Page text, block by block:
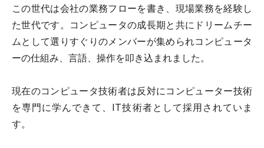
この世代は会社の業務フローを書き、現場業務を経験し
た世代です。コンピュータの成長期と共にドリームチー
ムとして選りすぐりのメンバーが集められコンピュータ
ーの仕組み、言語、操作を叩き込まれました。
現在のコンピュータ技術者は反対にコンピューター技術
を専門に学んできて、IT技術者として採用されていま
す。